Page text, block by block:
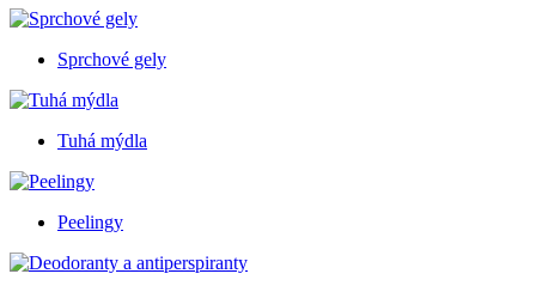
Sprchové gely
Tuhá mýdla
Peelingy